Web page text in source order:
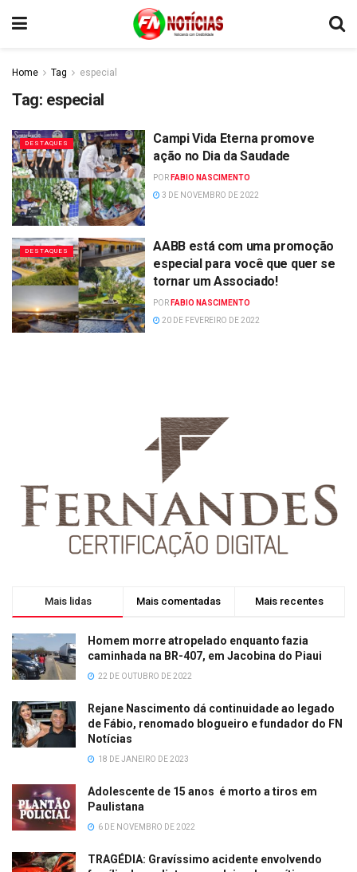
Home Tag especial
Tag: especial
DESTAQUES
Campi Vida Eterna promove
ação no Dia da Saudade
POR FABIO NASCIMENTO
3 DE NOVEMBRO DE 2022
DESTAQUES
AABB está com uma promoção
especial para você que quer se
tornar um Associado!
POR FABIO NASCIMENTO
20 DE FEVEREIRO DE 2022
Mais lidas Mais comentadas Mais recentes
Homem morre atropelado enquanto fazia
caminhada na BR-407, em Jacobina do Piaui
22 DE OUTUBRO DE 2022
Rejane Nascimento dá continuidade ao legado
de Fábio, renomado blogueiro e fundador do FN
Notícias
18 DE JANEIRO DE 2023
Adolescente de 15 anos é morto a tiros em
Paulistana
6 DE NOVEMBRO DE 2022
TRAGÉDIA: Gravíssimo acidente envolvendo